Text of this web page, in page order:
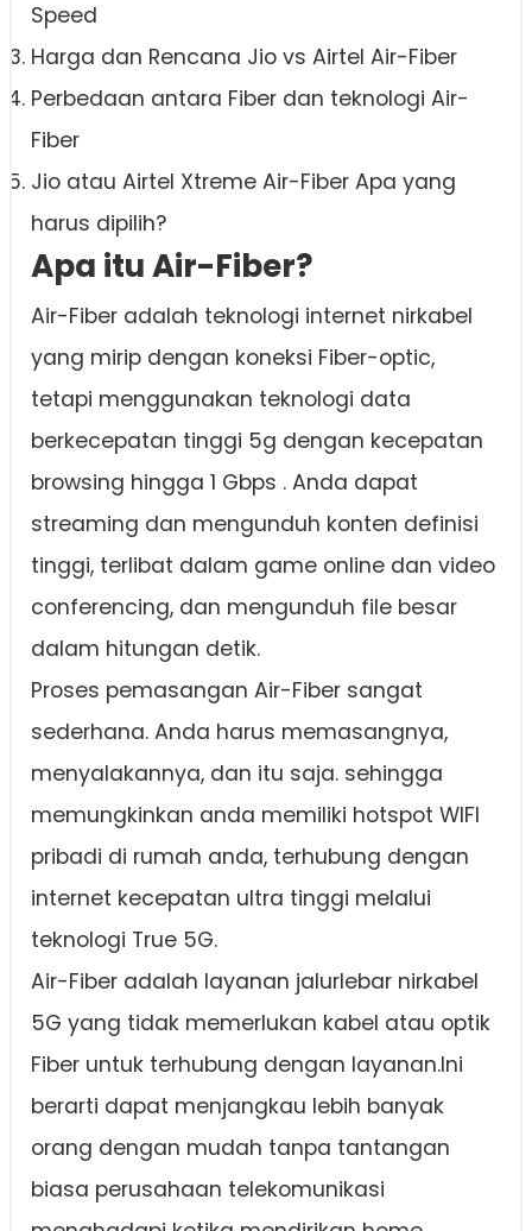
Speed
Harga dan Rencana Jio vs Airtel Air-Fiber
Perbedaan antara Fiber dan teknologi Air-
Fiber
Jio atau Airtel Xtreme Air-Fiber Apa yang
harus dipilih?
Apa itu Air-Fiber?
Air-Fiber adalah teknologi internet nirkabel
yang mirip dengan koneksi Fiber-optic,
tetapi menggunakan teknologi data
berkecepatan tinggi 5g dengan kecepatan
browsing hingga 1 Gbps . Anda dapat
streaming dan mengunduh konten definisi
tinggi, terlibat dalam game online dan video
conferencing, dan mengunduh file besar
dalam hitungan detik.
Proses pemasangan Air-Fiber sangat
sederhana. Anda harus memasangnya,
menyalakannya, dan itu saja. sehingga
memungkinkan anda memiliki hotspot WIFI
pribadi di rumah anda, terhubung dengan
internet kecepatan ultra tinggi melalui
teknologi True 5G.
Air-Fiber adalah layanan jalurlebar nirkabel
5G yang tidak memerlukan kabel atau optik
Fiber untuk terhubung dengan layanan.Ini
berarti dapat menjangkau lebih banyak
orang dengan mudah tanpa tantangan
biasa perusahaan telekomunikasi